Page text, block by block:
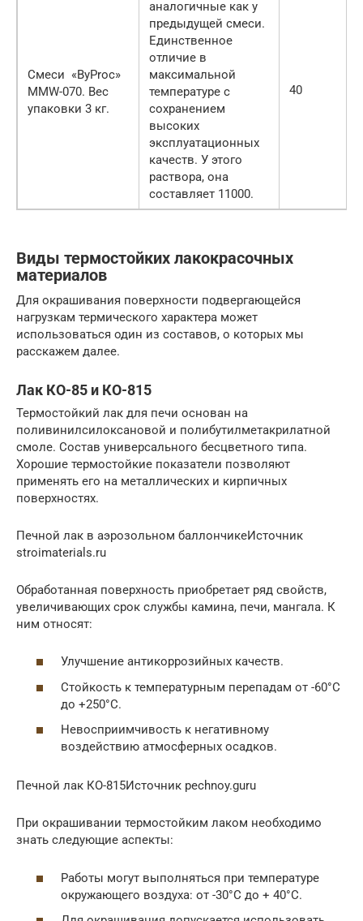
Смеси «ByProc»
MMW-070. Вес
упаковки 3 кг.
аналогичные как у
предыдущей смеси.
Единственное
отличие в
максимальной
температуре с
сохранением
высоких
эксплуатационных
качеств. У этого
раствора, она
составляет 11000.
40
Виды термостойких лакокрасочных
материалов
Для окрашивания поверхности подвергающейся
нагрузкам термического характера может
использоваться один из составов, о которых мы
расскажем далее.
Лак КО-85 и КО-815
Термостойкий лак для печи основан на
поливинилсилоксановой и полибутилметакрилатной
смоле. Состав универсального бесцветного типа.
Хорошие термостойкие показатели позволяют
применять его на металлических и кирпичных
поверхностях.
Печной лак в аэрозольном баллончикеИсточник
stroimaterials.ru
Обработанная поверхность приобретает ряд свойств,
увеличивающих срок службы камина, печи, мангала. К
ним относят:
Улучшение антикоррозийных качеств.
Стойкость к температурным перепадам от -60°С
до +250°С.
Невосприимчивость к негативному
воздействию атмосферных осадков.
Печной лак КО-815Источник pechnoy.guru
При окрашивании термостойким лаком необходимо
знать следующие аспекты:
Работы могут выполняться при температуре
окружающего воздуха: от -30°С до + 40°С.